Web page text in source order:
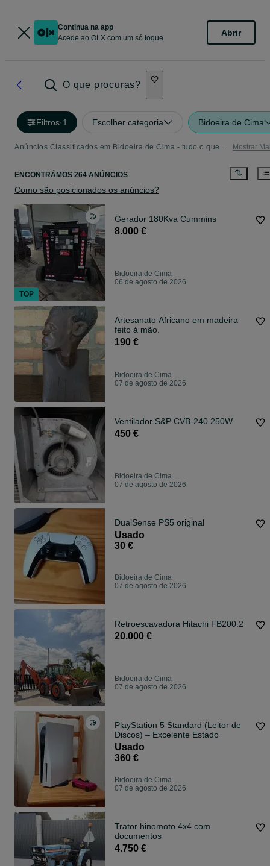
Continua na app
Acede ao OLX com um só toque
Abrir
O que procuras?
Filtros·1 Escolher categoria Bidoeira de Cima
Anúncios Classificados em Bidoeira de Cima - tudo o que precisa Mostrar
ENCONTRÁMOS 264 ANÚNCIOS
Como são posicionados os anúncios?
Gerador 180Kva Cummins
8.000 €
Bidoeira de Cima
06 de agosto de 2026
Artesanato Africano em madeira
feito á mão.
190 €
Bidoeira de Cima
07 de agosto de 2026
Ventilador S&P CVB-240 250W
450 €
Bidoeira de Cima
07 de agosto de 2026
DualSense PS5 original
Usado
30 €
Bidoeira de Cima
07 de agosto de 2026
Retroescavadora Hitachi FB200.2
20.000 €
Bidoeira de Cima
07 de agosto de 2026
PlayStation 5 Standard (Leitor de
Discos) – Excelente Estado
Usado
360 €
Bidoeira de Cima
07 de agosto de 2026
Trator hinomoto 4x4 com
documentos
4.750 €
TOP